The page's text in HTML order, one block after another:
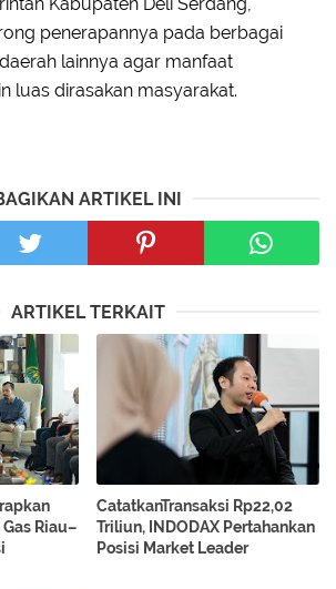
penerapannya pada berbagai
lainnya agar manfaat
luas dirasakan masyarakat.
ARTIKEL INI
ARTIKEL TERKAIT
Riau–
CatatkanTransaksi Rp22,02
Triliun, INDODAX Pertahankan
Posisi Market Leader